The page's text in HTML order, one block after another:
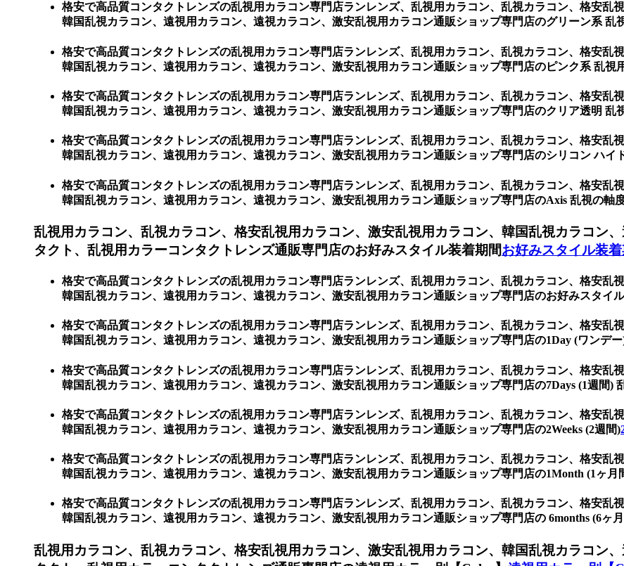
格安で高品質コンタクトレンズの乱視用カラコン専門店ランレンズ、乱視用カラコン、乱視カラコン、格安乱
韓国乱視カラコン、遠視用カラコン、遠視カラコン、激安乱視用カラコン通販ショップ専門店のグリーン系 乱
格安で高品質コンタクトレンズの乱視用カラコン専門店ランレンズ、乱視用カラコン、乱視カラコン、格安乱
韓国乱視カラコン、遠視用カラコン、遠視カラコン、激安乱視用カラコン通販ショップ専門店のピンク系 乱視
格安で高品質コンタクトレンズの乱視用カラコン専門店ランレンズ、乱視用カラコン、乱視カラコン、格安乱
韓国乱視カラコン、遠視用カラコン、遠視カラコン、激安乱視用カラコン通販ショップ専門店のクリア透明 乱
格安で高品質コンタクトレンズの乱視用カラコン専門店ランレンズ、乱視用カラコン、乱視カラコン、格安乱
韓国乱視カラコン、遠視用カラコン、遠視カラコン、激安乱視用カラコン通販ショップ専門店のシリコン ハイ
格安で高品質コンタクトレンズの乱視用カラコン専門店ランレンズ、乱視用カラコン、乱視カラコン、格安乱
韓国乱視カラコン、遠視用カラコン、遠視カラコン、激安乱視用カラコン通販ショップ専門店のAxis 乱視の軸度
乱視用カラコン、乱視カラコン、格安乱視用カラコン、激安乱視用カラコン、韓国乱視カラコン
タクト、乱視用カラーコンタクトレンズ通販専門店のお好みスタイル装着期間お好みスタイル装着
格安で高品質コンタクトレンズの乱視用カラコン専門店ランレンズ、乱視用カラコン、乱視カラコン、格安乱
韓国乱視カラコン、遠視用カラコン、遠視カラコン、激安乱視用カラコン通販ショップ専門店のお好みスタイ
格安で高品質コンタクトレンズの乱視用カラコン専門店ランレンズ、乱視用カラコン、乱視カラコン、格安乱
韓国乱視カラコン、遠視用カラコン、遠視カラコン、激安乱視用カラコン通販ショップ専門店の1Day (ワンデ
格安で高品質コンタクトレンズの乱視用カラコン専門店ランレンズ、乱視用カラコン、乱視カラコン、格安乱
韓国乱視カラコン、遠視用カラコン、遠視カラコン、激安乱視用カラコン通販ショップ専門店の7Days (1週間)
格安で高品質コンタクトレンズの乱視用カラコン専門店ランレンズ、乱視用カラコン、乱視カラコン、格安乱
韓国乱視カラコン、遠視用カラコン、遠視カラコン、激安乱視用カラコン通販ショップ専門店の2Weeks (2週間)
格安で高品質コンタクトレンズの乱視用カラコン専門店ランレンズ、乱視用カラコン、乱視カラコン、格安乱
韓国乱視カラコン、遠視用カラコン、遠視カラコン、激安乱視用カラコン通販ショップ専門店の1Month (1ヶ月
格安で高品質コンタクトレンズの乱視用カラコン専門店ランレンズ、乱視用カラコン、乱視カラコン、格安乱
韓国乱視カラコン、遠視用カラコン、遠視カラコン、激安乱視用カラコン通販ショップ専門店の 6months (6ヶ
乱視用カラコン、乱視カラコン、格安乱視用カラコン、激安乱視用カラコン、韓国乱視カラコン